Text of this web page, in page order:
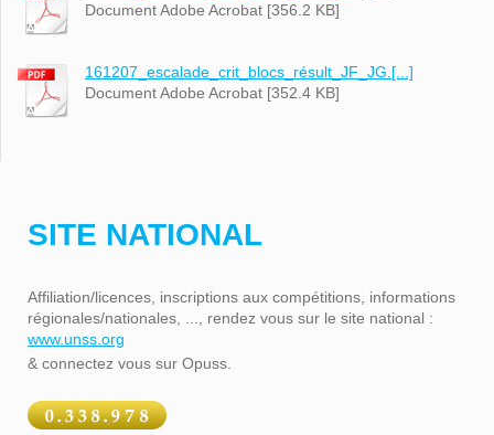
Document Adobe Acrobat [356.2 KB]
161207_escalade_crit_blocs_résult_JF_JG.[...]
Document Adobe Acrobat [352.4 KB]
SITE NATIONAL
Affiliation/licences, inscriptions aux compétitions, informations
régionales/nationales, ..., rendez vous sur le site national :
www.unss.org
& connectez vous sur Opuss.